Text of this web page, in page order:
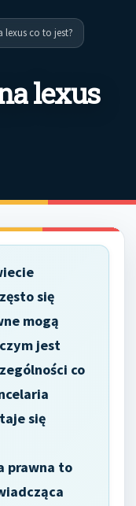
lexus co to jest?
lexus
się
mogą
jest
co
się
prawna to